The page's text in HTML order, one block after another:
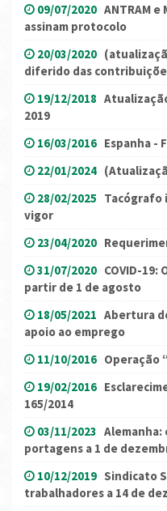
09/07/2020 ANTRAM
assinam protocolo
20/03/2020
diferido das
19/12/2018
2019
16/03/2016 Espanha -
22/01/2024
28/02/2025 Tacógrafo
vigor
23/04/2020
31/07/2020 COVID-19:
partir de 1 de agosto
18/05/2021 Abertura
apoio ao emprego
11/10/2016 Operação
19/02/2016
165/2014
03/11/2023
portagens a 1 de
10/12/2019 Sindicato
trabalhadores a 14 de